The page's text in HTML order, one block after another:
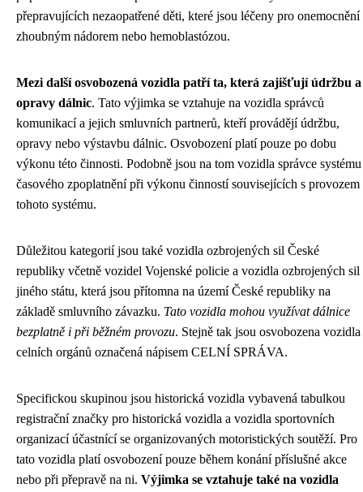
přepravujících nezaopatřené děti, které jsou léčeny pro onemocnění
zhoubným nádorem nebo hemoblastózou.
Mezi další osvobozená vozidla patří ta, která zajišťují údržbu a
opravy dálnic. Tato výjimka se vztahuje na vozidla správců
komunikací a jejich smluvních partnerů, kteří provádějí údržbu,
opravy nebo výstavbu dálnic. Osvobození platí pouze po dobu
výkonu této činnosti. Podobně jsou na tom vozidla správce systému
časového zpoplatnění při výkonu činností souvisejících s provozem
tohoto systému.
Důležitou kategorií jsou také vozidla ozbrojených sil České
republiky včetně vozidel Vojenské policie a vozidla ozbrojených sil
jiného státu, která jsou přítomna na území České republiky na
základě smluvního závazku. Tato vozidla mohou využívat dálnice
bezplatně i při běžném provozu. Stejně tak jsou osvobozena vozidla
celních orgánů označená nápisem CELNÍ SPRÁVA.
Specifickou skupinou jsou historická vozidla vybavená tabulkou
registrační značky pro historická vozidla a vozidla sportovních
organizací účastnící se organizovaných motoristických soutěží. Pro
tato vozidla platí osvobození pouze během konání příslušné akce
nebo při přepravě na ni. Výjimka se vztahuje také na vozidla